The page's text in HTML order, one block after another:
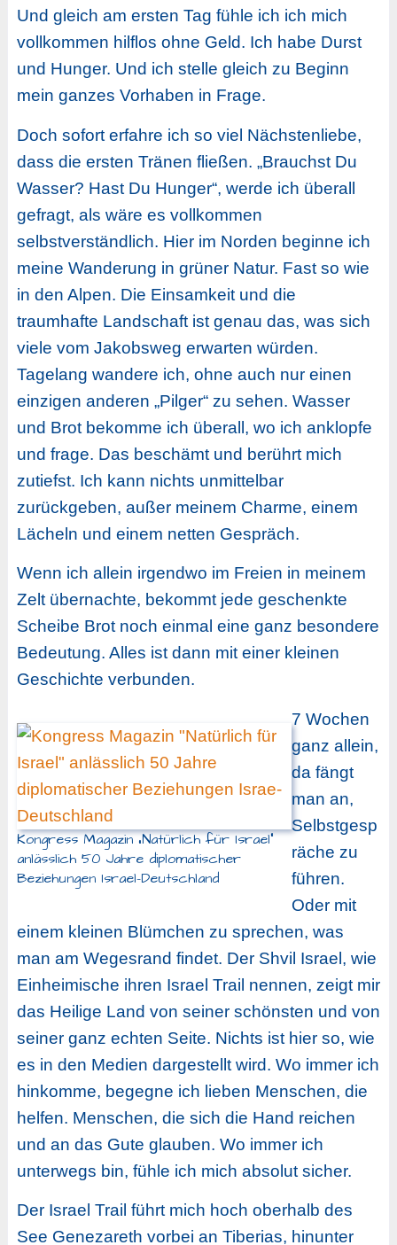
Und gleich am ersten Tag fühle ich ich mich
vollkommen hilflos ohne Geld. Ich habe Durst
und Hunger. Und ich stelle gleich zu Beginn
mein ganzes Vorhaben in Frage.
Doch sofort erfahre ich so viel Nächstenliebe,
dass die ersten Tränen fließen. „Brauchst Du
Wasser? Hast Du Hunger“, werde ich überall
gefragt, als wäre es vollkommen
selbstverständlich. Hier im Norden beginne ich
meine Wanderung in grüner Natur. Fast so wie
in den Alpen. Die Einsamkeit und die
traumhafte Landschaft ist genau das, was sich
viele vom Jakobsweg erwarten würden.
Tagelang wandere ich, ohne auch nur einen
einzigen anderen „Pilger“ zu sehen. Wasser
und Brot bekomme ich überall, wo ich anklopfe
und frage. Das beschämt und berührt mich
zutiefst. Ich kann nichts unmittelbar
zurückgeben, außer meinem Charme, einem
Lächeln und einem netten Gespräch.
Wenn ich allein irgendwo im Freien in meinem
Zelt übernachte, bekommt jede geschenkte
Scheibe Brot noch einmal eine ganz besondere
Bedeutung. Alles ist dann mit einer kleinen
Geschichte verbunden.
Kongress Magazin „Natürlich für Israel“
anlässlich 50 Jahre diplomatischer
Beziehungen Israel-Deutschland
7 Wochen
ganz allein,
da fängt
man an,
Selbstgesp
räche zu
führen.
Oder mit
einem kleinen Blümchen zu sprechen, was
man am Wegesrand findet. Der Shvil Israel, wie
Einheimische ihren Israel Trail nennen, zeigt mir
das Heilige Land von seiner schönsten und von
seiner ganz echten Seite. Nichts ist hier so, wie
es in den Medien dargestellt wird. Wo immer ich
hinkomme, begegne ich lieben Menschen, die
helfen. Menschen, die sich die Hand reichen
und an das Gute glauben. Wo immer ich
unterwegs bin, fühle ich mich absolut sicher.
Der Israel Trail führt mich hoch oberhalb des
See Genezareth vorbei an Tiberias, hinunter